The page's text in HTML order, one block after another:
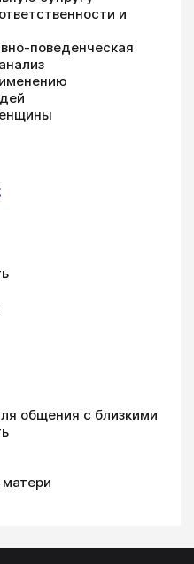
и
поведенческая
общения с близкими
матери